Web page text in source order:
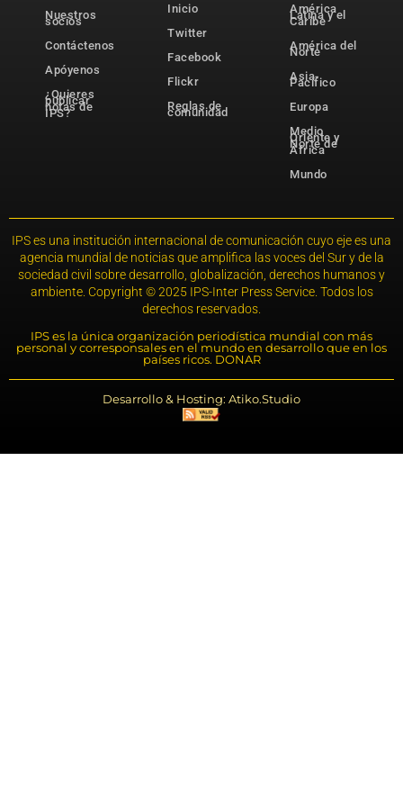
Nuestros
socios
Contáctenos
Apóyenos
¿Quieres
publicar
notas de
IPS?
Inicio
Twitter
Facebook
Flickr
Reglas de
comunidad
América
Latina y el
Caribe
América del
Norte
Asia-
Pacífico
Europa
Medio
Oriente y
Norte de
África
Mundo
IPS es una institución internacional de comunicación cuyo eje es una
agencia mundial de noticias que amplifica las voces del Sur y de la
sociedad civil sobre desarrollo, globalización, derechos humanos y
ambiente. Copyright © 2025 IPS-Inter Press Service. Todos los
derechos reservados.
IPS es la única organización periodística mundial con más
personal y corresponsales en el mundo en desarrollo que en los
países ricos. DONAR
Desarrollo & Hosting: Atiko.Studio